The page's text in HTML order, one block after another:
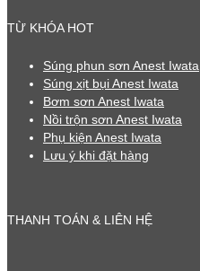
TỪ KHÓA HOT
Súng phun sơn Anest Iwata
Súng xịt bụi Anest Iwata
Bơm sơn Anest Iwata
Nồi trộn sơn Anest Iwata
Phụ kiện Anest Iwata
Lưu ý khi đặt hàng
THANH TOÁN & LIÊN HỆ